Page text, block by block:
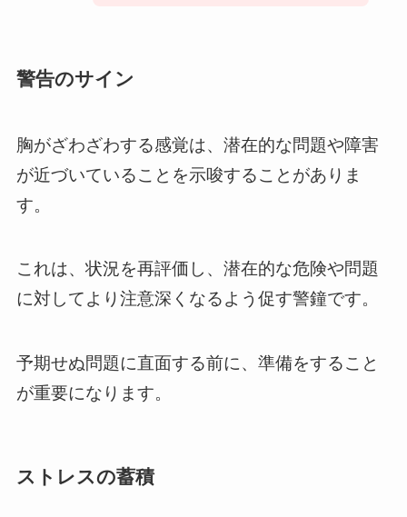
警告のサイン
胸がざわざわする感覚は、潜在的な問題や障害
が近づいていることを示唆することがありま
す。
これは、状況を再評価し、潜在的な危険や問題
に対してより注意深くなるよう促す警鐘です。
予期せぬ問題に直面する前に、準備をすること
が重要になります。
ストレスの蓄積